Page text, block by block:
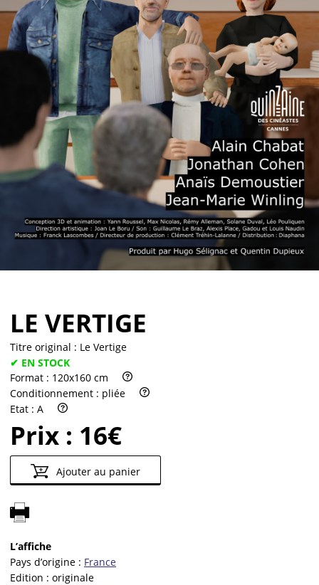
Vendre
LE VERTIGE
Titre original : Le Vertige
✔ EN STOCK
Format : 120x160 cm
Conditionnement : pliée
Etat : A
Prix : 16€
Ajouter au panier
L’affiche
Pays d’origine : France
Edition : originale